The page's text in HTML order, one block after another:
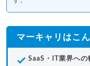
マーキャリはこ
SaaS・IT業界へ